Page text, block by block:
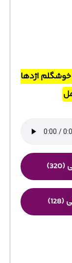
خوشگلم اژدها